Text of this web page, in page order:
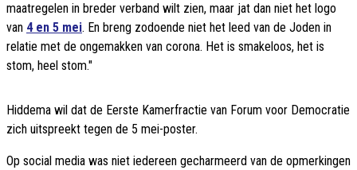
maatregelen in breder verband wilt zien, maar jat dan niet het logo
van 4 en 5 mei. En breng zodoende niet het leed van de Joden in
relatie met de ongemakken van corona. Het is smakeloos, het is
stom, heel stom."
Hiddema wil dat de Eerste Kamerfractie van Forum voor Democratie
zich uitspreekt tegen de 5 mei-poster.
Op social media was niet iedereen gecharmeerd van de opmerkingen